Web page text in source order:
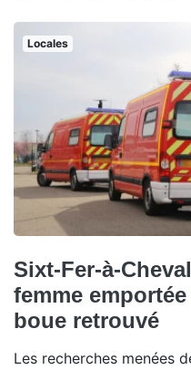
Locales
Sixt-Fer-à-
femme
boue retrouvé
Les recherches menées